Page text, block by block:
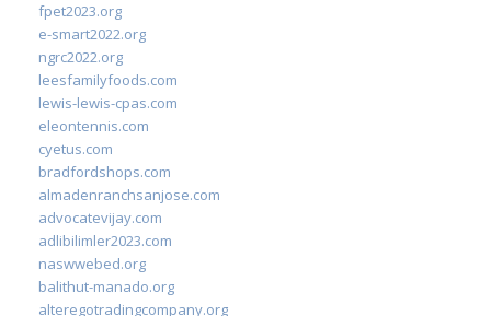
fpet2023.org
e-smart2022.org
ngrc2022.org
leesfamilyfoods.com
lewis-lewis-cpas.com
eleontennis.com
cyetus.com
bradfordshops.com
almadenranchsanjose.com
advocatevijay.com
adlibilimler2023.com
naswwebed.org
balithut-manado.org
alteregotradingcompany.org